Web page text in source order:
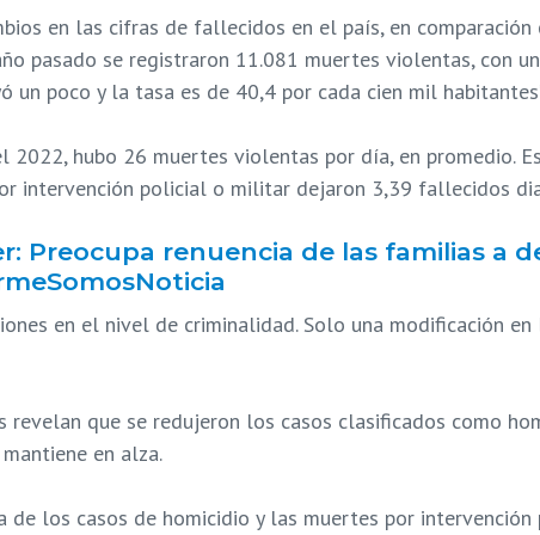
en las cifras de fallecidos en el país, en
pasado se registraron 11.081 muertes violentas, con
un poco y la tasa es de 40,4 por cada cien mil
2022, hubo 26 muertes violentas por día, en promedio.
intervención policial o militar dejaron 3,39 fallecidos
Preocupa renuencia de las familias a
en el nivel de criminalidad. Solo una modificación
revelan que se redujeron los casos clasificados como
en alza.
de los casos de homicidio y las muertes por